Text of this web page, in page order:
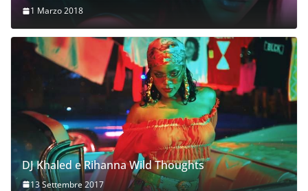
1 Marzo 2018
DJ Khaled e Rihanna Wild Thoughts
13 Settembre 2017